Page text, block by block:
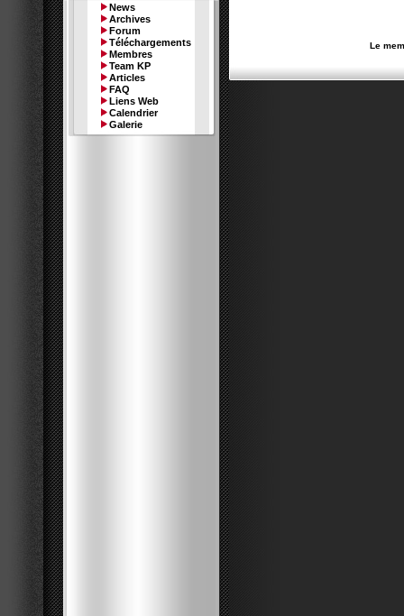
News
Archives
Forum
Téléchargements
Membres
Team KP
Articles
FAQ
Liens Web
Calendrier
Galerie
Le